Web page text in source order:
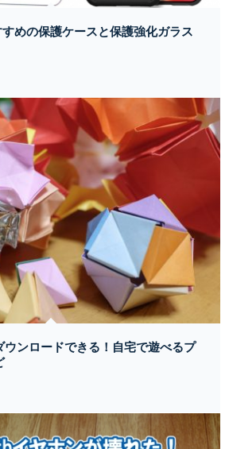
すめの保護ケースと保護強化ガラス
ウンロードできる！自宅で遊べるプ